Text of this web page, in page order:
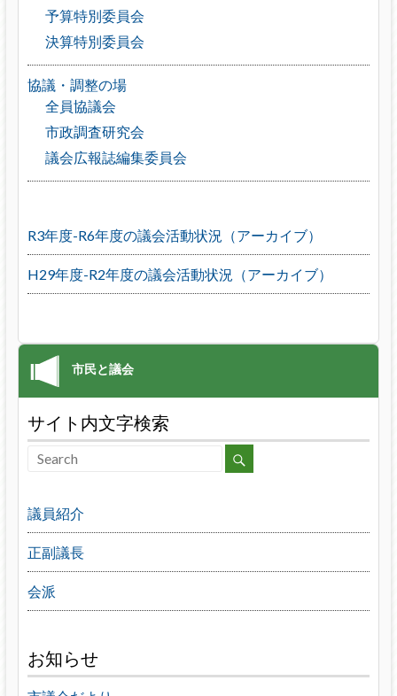
予算特別委員会
決算特別委員会
協議・調整の場
全員協議会
市政調査研究会
議会広報誌編集委員会
R3年度-R6年度の議会活動状況（アーカイブ）
H29年度-R2年度の議会活動状況（アーカイブ）
サイト内文字検索
議員紹介
正副議長
会派
お知らせ